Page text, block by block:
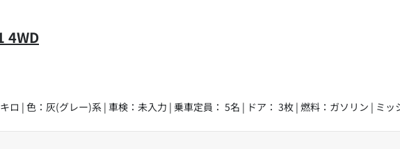
4WD
ロ | 色：灰(グレー)系 | 車検：未入力 | 乗車定員： 5名 | ドア： 3枚 | 燃料：ガソリン | ミ